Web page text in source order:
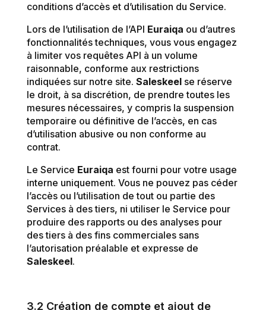
conditions d’accès et d’utilisation du Service.
Lors de l’utilisation de l’API Euraiqa ou d’autres
fonctionnalités techniques, vous vous engagez
à limiter vos requêtes API à un volume
raisonnable, conforme aux restrictions
indiquées sur notre site. Saleskeelse réserve
le droit, à sa discrétion, de prendre toutes les
mesures nécessaires, y compris la suspension
temporaire ou définitive de l’accès, en cas
d’utilisation abusive ou non conforme au
contrat.
Le Service Euraiqa est fourni pour votre usage
interne uniquement. Vous ne pouvez pas céder
l’accès ou l’utilisation de tout ou partie des
Services à des tiers, ni utiliser le Service pour
produire des rapports ou des analyses pour
des tiers à des fins commerciales sans
l’autorisation préalable et expresse de
Saleskeel.
3.2 Création de compte et ajout de